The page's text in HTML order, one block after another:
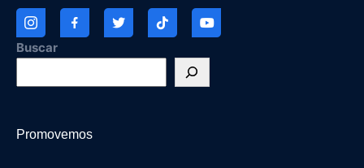
Buscar
Promovemos